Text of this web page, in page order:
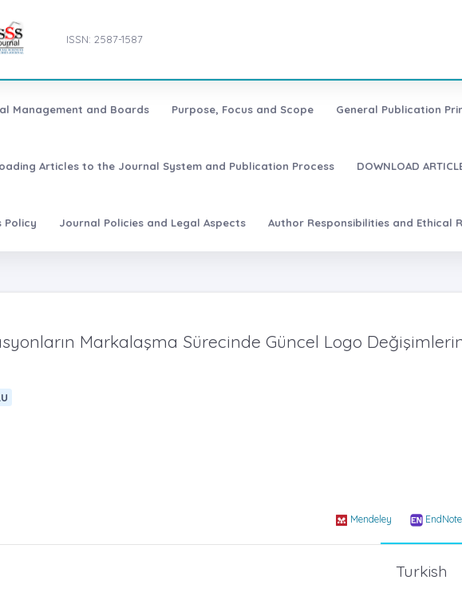
ISSN: 2587-1587
Management and Boards Purpose, Focus and Scope General Publication
Articles to the Journal System and Publication Process DOWNLOAD
Policy Journal Policies and Legal Aspects Author Responsibilities and Ethical
Markalaşma Sürecinde Güncel Logo
Mendeley EndNote
Turkish